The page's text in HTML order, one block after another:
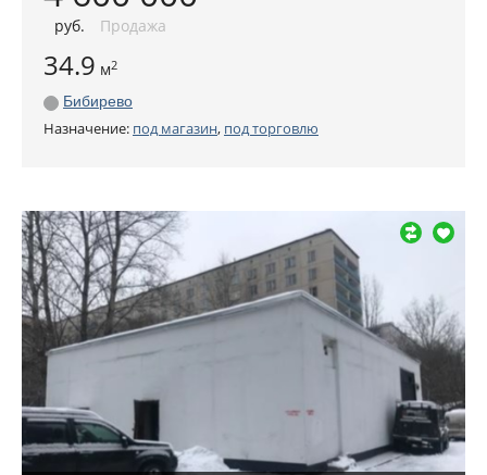
руб. Продажа
34.9 м2
Бибирево
Назначение: под магазин, под торговлю